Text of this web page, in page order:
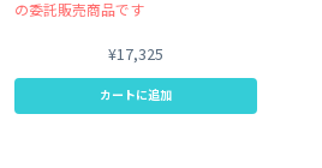
の委託販売商品です
¥17,325
カートに追加